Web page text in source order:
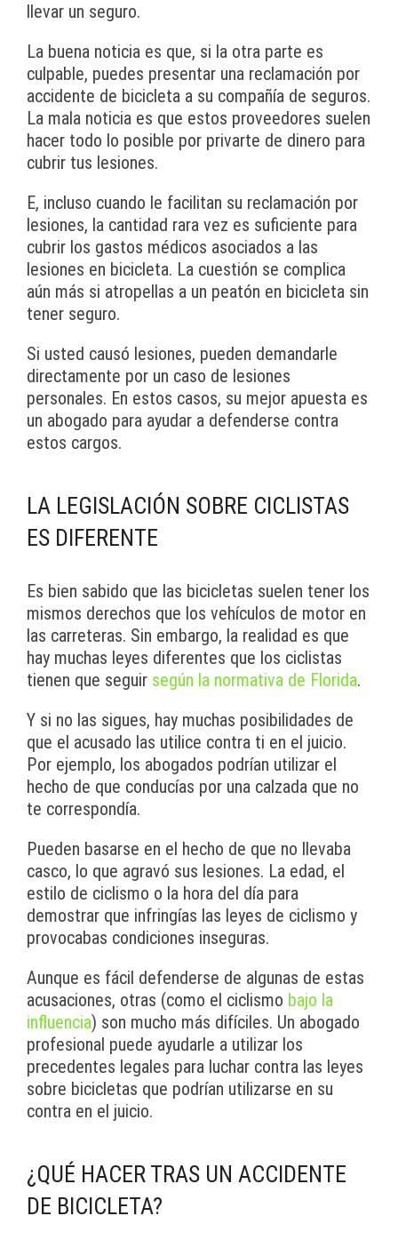
llevar un seguro.
La buena noticia es que, si la otra parte es
culpable, puedes presentar una reclamación por
accidente de bicicleta a su compañía de seguros.
La mala noticia es que estos proveedores suelen
hacer todo lo posible por privarte de dinero para
cubrir tus lesiones.
E, incluso cuando le facilitan su reclamación por
lesiones, la cantidad rara vez es suficiente para
cubrir los gastos médicos asociados a las
lesiones en bicicleta. La cuestión se complica
aún más si atropellas a un peatón en bicicleta sin
tener seguro.
Si usted causó lesiones, pueden demandarle
directamente por un caso de lesiones
personales. En estos casos, su mejor apuesta es
un abogado para ayudar a defenderse contra
estos cargos.
LA LEGISLACIÓN SOBRE CICLISTAS
ES DIFERENTE
Es bien sabido que las bicicletas suelen tener los
mismos derechos que los vehículos de motor en
las carreteras. Sin embargo, la realidad es que
hay muchas leyes diferentes que los ciclistas
tienen que seguir según la normativa de Florida.
Y si no las sigues, hay muchas posibilidades de
que el acusado las utilice contra ti en el juicio.
Por ejemplo, los abogados podrían utilizar el
hecho de que conducías por una calzada que no
te correspondía.
Pueden basarse en el hecho de que no llevaba
casco, lo que agravó sus lesiones. La edad, el
estilo de ciclismo o la hora del día para
demostrar que infringías las leyes de ciclismo y
provocabas condiciones inseguras.
Aunque es fácil defenderse de algunas de estas
acusaciones, otras (como el ciclismo bajo la
influencia) son mucho más difíciles. Un abogado
profesional puede ayudarle a utilizar los
precedentes legales para luchar contra las leyes
sobre bicicletas que podrían utilizarse en su
contra en el juicio.
¿QUÉ HACER TRAS UN ACCIDENTE
DE BICICLETA?